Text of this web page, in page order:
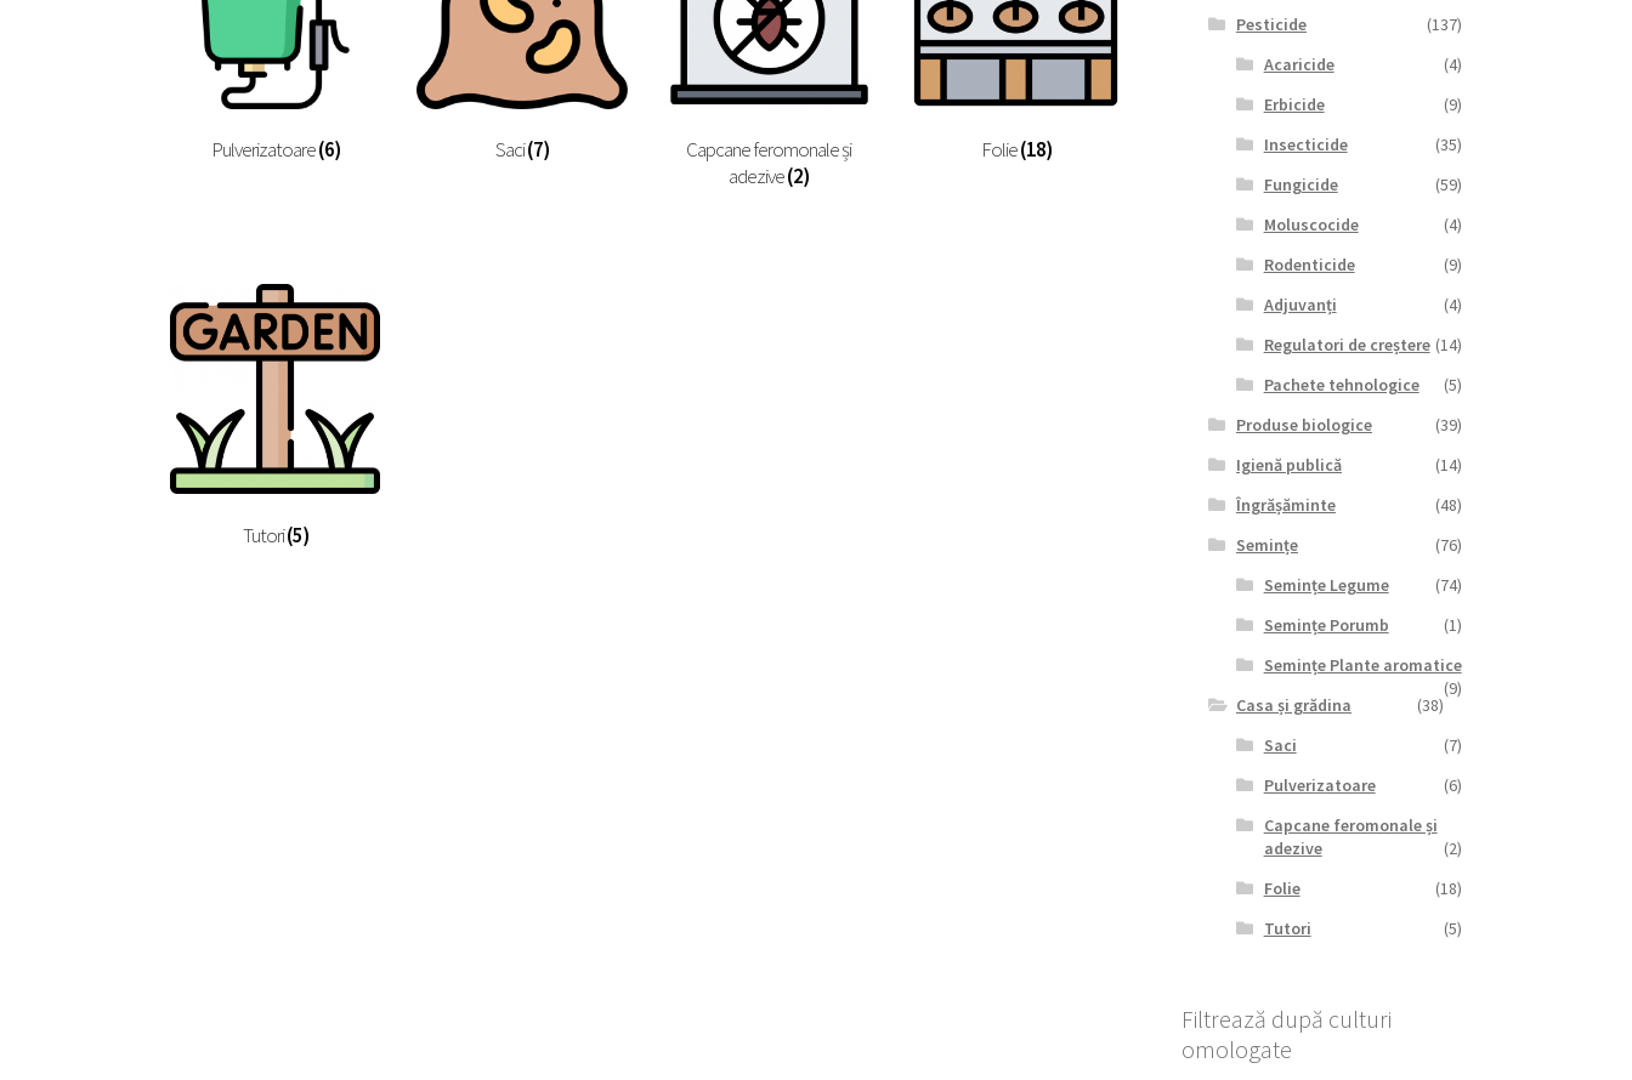
Pulverizatoare(6) Saci(7)
Capcane feromonale și
adezive(2)
Folie(18)
Tutori(5)
Pesticide
(137)
Acaricide
(4)
Erbicide
(9)
Insecticide
(35)
Fungicide
(59)
Moluscocide
(4)
Rodenticide
(9)
Adjuvanți
(4)
Regulatori de creștere (14)
Pachete tehnologice
(5)
Produse biologice
(39)
Igienă publică
(14)
Îngrășăminte
(48)
Semințe
(76)
Semințe Legume
(74)
Semințe Porumb
(1)
Semințe Plante aromatice
(9)
Casa și grădina
(38)
Saci
(7)
Pulverizatoare
(6)
Capcane feromonale și
adezive
(2)
Folie
(18)
Tutori
(5)
Filtrează după culturi
omologate